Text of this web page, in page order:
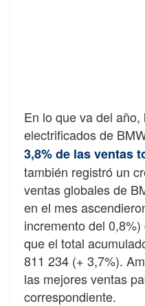
En lo que va del
electrificados de
3,8% de las ventas
también registró un
ventas globales de
en el mes
incremento del
que el total
811 234 (+ 3,7%).
las mejores ventas
correspondiente.